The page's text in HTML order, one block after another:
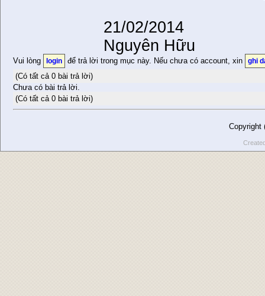
21/02/2014
Nguyên Hữu
Vui lòng login để trả lời trong mục này. Nếu chưa có account, xin ghi
(Có tất cả 0 bài trả lời)
Chưa có bài trả lời.
(Có tất cả 0 bài trả lời)
Copyright